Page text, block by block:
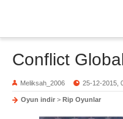
Conflict
Meliksah_2006 25-12-2015,
Oyun indir > Rip Oyunlar